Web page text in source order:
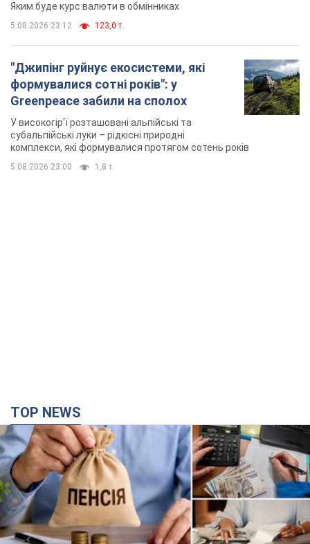
Яким буде курс валюти в обмінниках
5.08.2026 23:12 123,0 т.
"Джипінг руйнує екосистеми, які
формувалися сотні років": у
Greenpeace забили на сполох
У високогір'ї розташовані альпійські та
субальпійські луки – рідкісні природні
комплекси, які формувалися протягом сотень років
5.08.2026 23:00 1,8 т.
TOP NEWS